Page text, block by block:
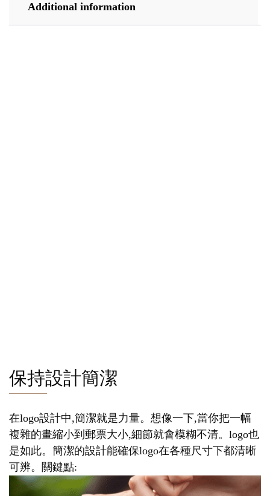
Additional information
保持設計簡潔
在logo設計中,簡潔就是力量。想像一下,當你把一幅
複雜的畫縮小到郵票大小,細節就會模糊不清。logo也
是如此。簡潔的設計能確保logo在各種尺寸下都清晰
可辨。關鍵點: